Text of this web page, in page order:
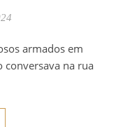
conversava na rua